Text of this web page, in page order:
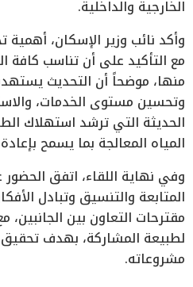
الخارجية والداخلية.
وأكد نائب وزير الإسكان،
مع التأكيد على أن تناسب كافة
منها، موضحاً أن التحديث
وتحسين مستوى الخدمات،
الحديثة التي ترشد استهلاك
المياه المعالجة بما يسمح
وفي نهاية اللقاء، اتفق
المتابعة والتنسيق وتبادل
مقترحات التعاون بين الجانبين،
لطبيعة المشاركة، بهدف تحقيق
مشروعاته.